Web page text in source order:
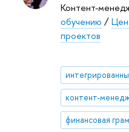
Контент-
обучению /
проектов
контент-
финансовая